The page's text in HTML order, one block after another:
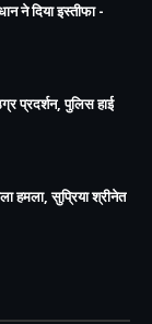
ने दिया इस्तीफा -
प्रदर्शन, पुलिस हाई
हमला, सुप्रिया श्रीनेत